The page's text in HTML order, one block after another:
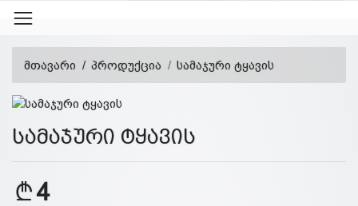
მთავარი პროდუქცია სამაჯური ტყავის
სამაჯური ტყავის
4